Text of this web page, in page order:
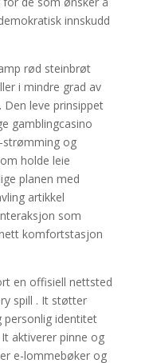
innskudd
rød steinbrøt
i mindre grad av
leve prinsippet
gamblingcasino
og
holde leie
planen med
artikkel
som
komfortstasjon
en offisiell nettsted
spill . It støtter
personlig identitet
aktiverer pinne og
e-lommebøker og